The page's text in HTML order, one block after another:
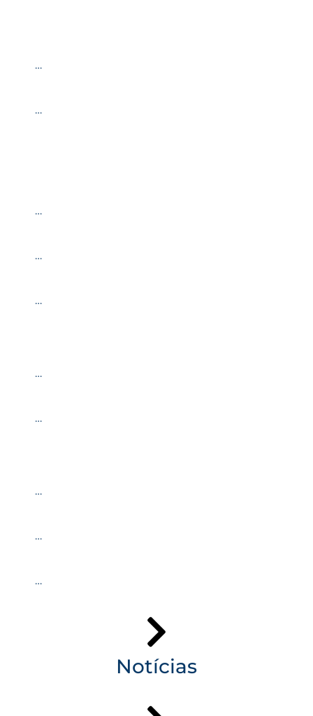
…
…
…
…
…
…
…
…
…
…
Notícias